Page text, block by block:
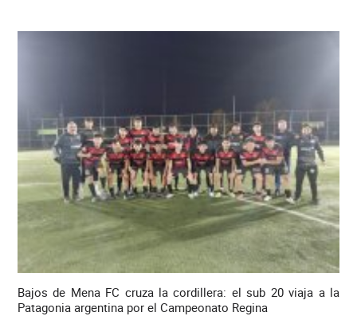
Bajos de Mena FC cruza la cordillera: el sub 20 viaja a la
Patagonia argentina por el Campeonato Regina